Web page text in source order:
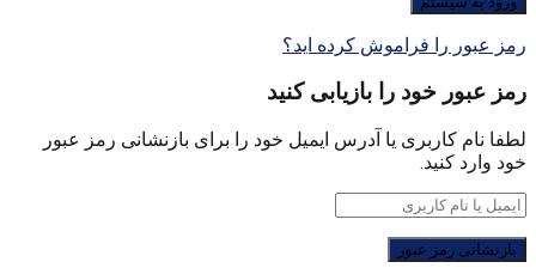
رمز عبور را فراموش کرده اید؟
رمز عبور خود را بازیابی کنید
لطفا نام کاربری یا آدرس ایمیل خود را برای بازنشانی رمز عبور
خود وارد کنید.